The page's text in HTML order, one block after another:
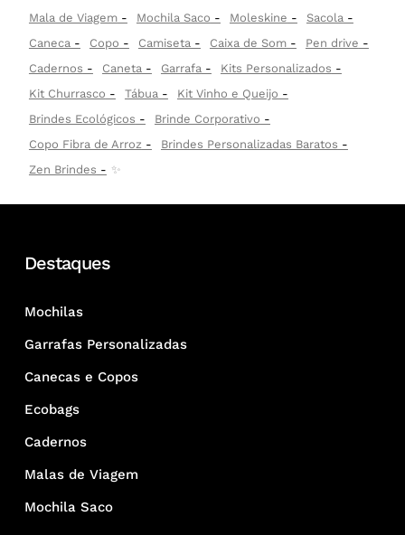
Mala de Viagem
Mochila Saco Moleskine
Sacola
Caneca
Copo Camiseta Caixa de Som
Pen drive
Cadernos
Caneta Garrafa
Kits Personalizados
Kit Churrasco
Tábua
Kit Vinho e Queijo
Brindes Ecológicos
Brinde Corporativo
Copo Fibra de Arroz
Brindes Personalizadas Baratos
Zen Brindes
✨
Destaques
Mochilas
Garrafas Personalizadas
Canecas e Copos
Ecobags
Cadernos
Malas de Viagem
Mochila Saco